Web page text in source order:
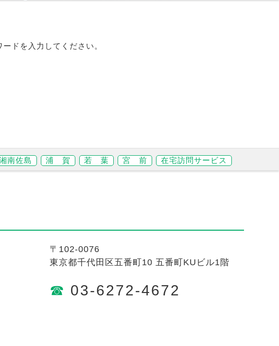
ドを入力してください。
南佐島 浦 賀 若 葉 宮 前 在宅訪問サービス
〒102-0076
東京都千代田区五番町10 五番町KUビル1階
03-6272-4672